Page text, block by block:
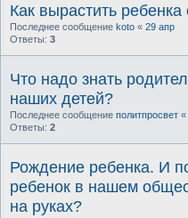
Как вырастить
Последнее сообщение koto « 29 апр
Ответы: 3
Что надо знать
наших детей?
Последнее сообщение политпросвет «
Ответы: 2
Рождение ребенка. И
ребенок в нашем
на руках?